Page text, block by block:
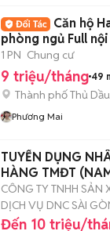
Căn hộ
phòng ngủ Full
1 PN Chung cư
9 triệu/tháng 49
Thành phố Thủ
Phương Mai
TUYỂN DỤNG
HÀNG TMĐT
CÔNG TY TNHH SẢN
DỊCH VỤ DNC SÀI
Đến 10 triệu/